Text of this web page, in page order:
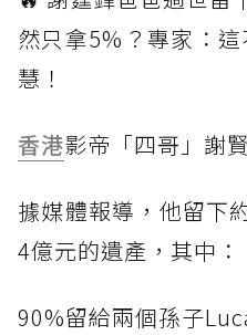
然只拿5%？專家：
慧！
香港影帝「四哥」謝
據媒體報導，他留下
4億元的遺產，其中：
90%留給兩個孫子